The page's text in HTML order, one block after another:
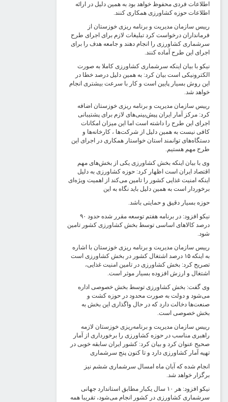
فردی محفوظ خواهد بود به همین دلیل در ارائه
حوزه کشاورزی همکاری کنند.
سازمان مدیریت و برنامه ریزی خوزستان از
درخواست کرد تبلیغات لازم برای اجرای طرح
کشاورزی را انجام دهند و جامعه هدف را برای
این طرح آماده کنند.
با بیان اینکه سرشماری کشاورزی کاملا به صورت
است بیان کرد: به همین دلیل درصد خطا در
روش بسیار پایین است و کار با سرعت بیشتری انجام
شد.
سازمان مدیریت و برنامه ریزی خوزستان اضافه
مرکز آمار ایران پیش‌بینی‌های لازم برای پشتیبانی
این طرح را داشته است اما این میزان امکانات
نیست به همین دلیل از شرکت‌ها ، کارخانه‌ها و
توانمند استان خواستار همکاری در اجرای این
مهم هستیم.
با بیان اینکه بخش کشاورزی یکی از بخش‌های مهم
ایران است اظهار کرد: حوزه کشاورزی به دلیل
امنیت غذایی کشور را تامین می‌کند از اهمیت ویژه‌ای
است به همین دلیل باید نگاه به این
بسیار دقیق و حمایتی باشد.
نیکو افزود: در برنامه هفتم توسعه مقرر شده حدود ۹۰
کالاهای اساسی توسط بخش کشاورزی کشور تامین
سازمان مدیریت و برنامه ریزی خوزستان با اشاره
به اینکه ۱۵ درصد اشتغال کشور در بخش کشاورزی است
کرد: بخش کشاورزی در تامین امنیت غذایی،
و ارزش افزوده بسیار موثر است.
گفت: بخش کشاورزی توسط بخش خصوصی اداره
و دولت به صورت محدود در حوزه کشت و
دخالت دارد که در حال واگذاری این بخش به
خصوصی است.
سازمان مدیریت و برنامه‌ریزی خوزستان لازمه
مناسب در حوزه کشاورزی را برخورداری از آمار
عنوان کرد و بیان کرد: کشور ایران سابقه خوبی در
آمار کشاورزی دارد و تا کنون پنج سرشماری
شده که آبان ماه امسال سرشماری ششم نیز
خواهد شد.
نیکو افزود: هر ۱۰ سال یکبار مطابق استاندارد جهانی
کشاورزی در کشور انجام می‌شود، تقریبا همه